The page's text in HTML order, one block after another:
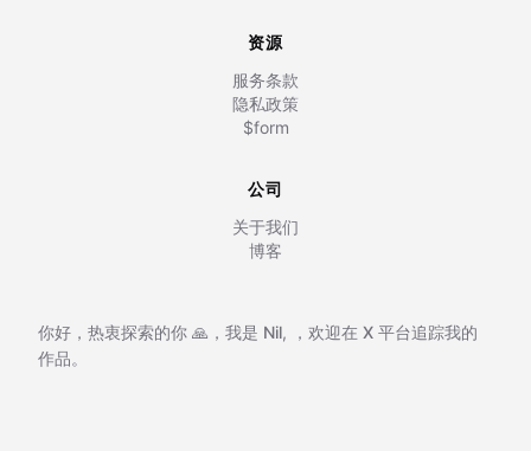
资源
服务条款
隐私政策
$form
公司
关于我们
博客
你好，热衷探索的你 🙏，我是 Nil, ，欢迎在 X 平台追踪我的
作品。